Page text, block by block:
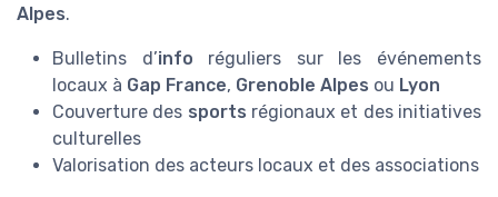
Alpes.
Bulletins d’info réguliers sur les événements
locaux à Gap France, Grenoble Alpes ou Lyon
Couverture des sports régionaux et des initiatives
culturelles
Valorisation des acteurs locaux et des associations